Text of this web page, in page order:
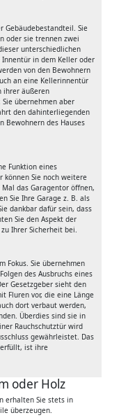
Sie
oder sie trennen zwei
unterschiedlichen
in dem Keller oder
von den Bewohnern
an eine Kellerinnentür
ihrer äußeren
übernehmen aber
den dahinterliegenden
Bewohnern des Hauses
Funktion eines
können Sie noch weitere
das Garagentor öffnen,
Sie Ihre Garage z. B. als
dankbar dafür sein, dass
Sie den Aspekt der
Ihrer Sicherheit bei.
Fokus. Sie übernehmen
des Ausbruchs eines
Gesetzgeber sieht den
Fluren vor, die eine Länge
dort verbaut werden,
Überdies sind sie in
Rauchschutztür wird
gewährleistet. Das
ist ihre
oder Holz
erhalten Sie stets in
überzeugen.